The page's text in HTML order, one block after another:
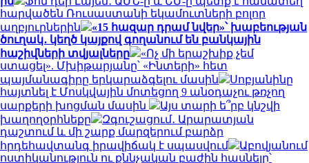
հարվածեն Ռուսաստանի եկամուտների բոլոր
աղբյուրներին
«15 հազար դրամ նվեր»՝ խաբեության
ծուղակ․ կեղծ կայքով գողանում են բանկային
հաշիվների տվյալները
«Ոչ մի երաշխիք չեմ
ստացել». Մխիթարյանը՝ «Ինտերի» հետ
պայմանագիրը երկարաձգելու մասին
Սոբյանինը
հայտնել է Մոսկվային մոտեցող 9 անօդաչու թռչող
սարքերի խոցման մասին
Այս տարի ե՞րբ կնշվի
խաղողօրհնեքը
Զգուշացում․ Արարատյան
դաշտում և մի շարք մարզերում բարձր
հրդեհավտանգ իրավիճակ է սպասվում
Աբովյանում
ոստիկանություն ու քննչական բաժին հասնելը՝